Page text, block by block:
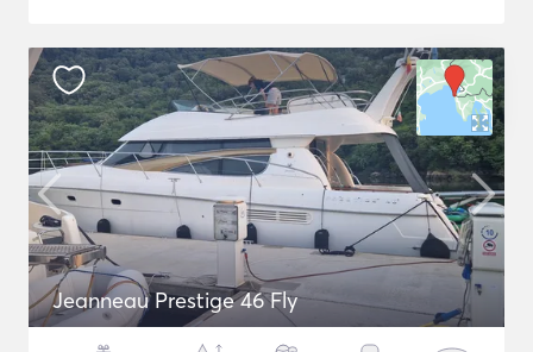
Jeanneau Prestige 46 Fly